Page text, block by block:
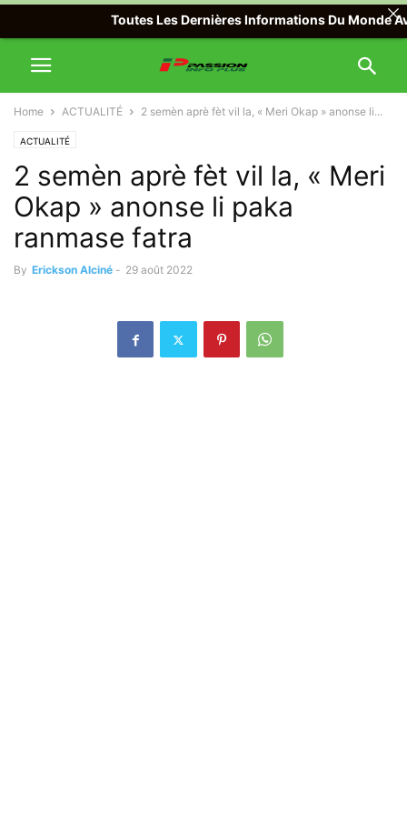
Home ACTUALITÉ 2 semèn aprè fèt vil la, « Meri Okap » anonse li...
ACTUALITÉ
2 semèn aprè fèt vil la, « Meri
Okap » anonse li paka
ranmase fatra
By Erickson Alciné - 29 août 2022
Toutes Les Dernières Informations Du Monde